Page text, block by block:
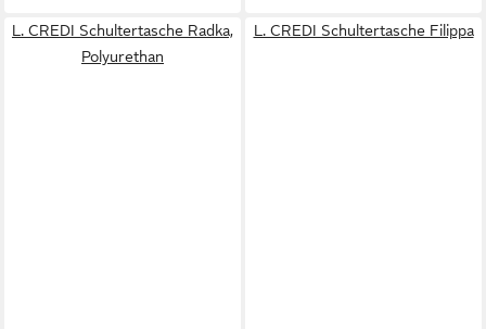
L. CREDI Schultertasche Radka,
Polyurethan
L. CREDI Schultertasche Filippa